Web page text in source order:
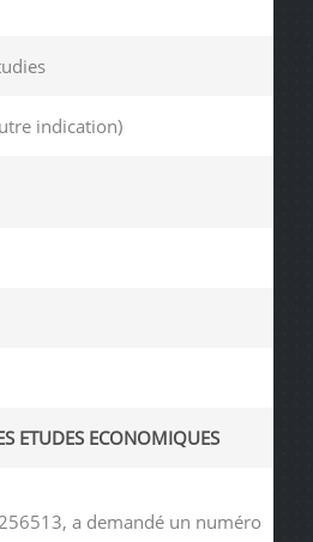
indication)
ETUDES ECONOMIQUES
a demandé un numéro